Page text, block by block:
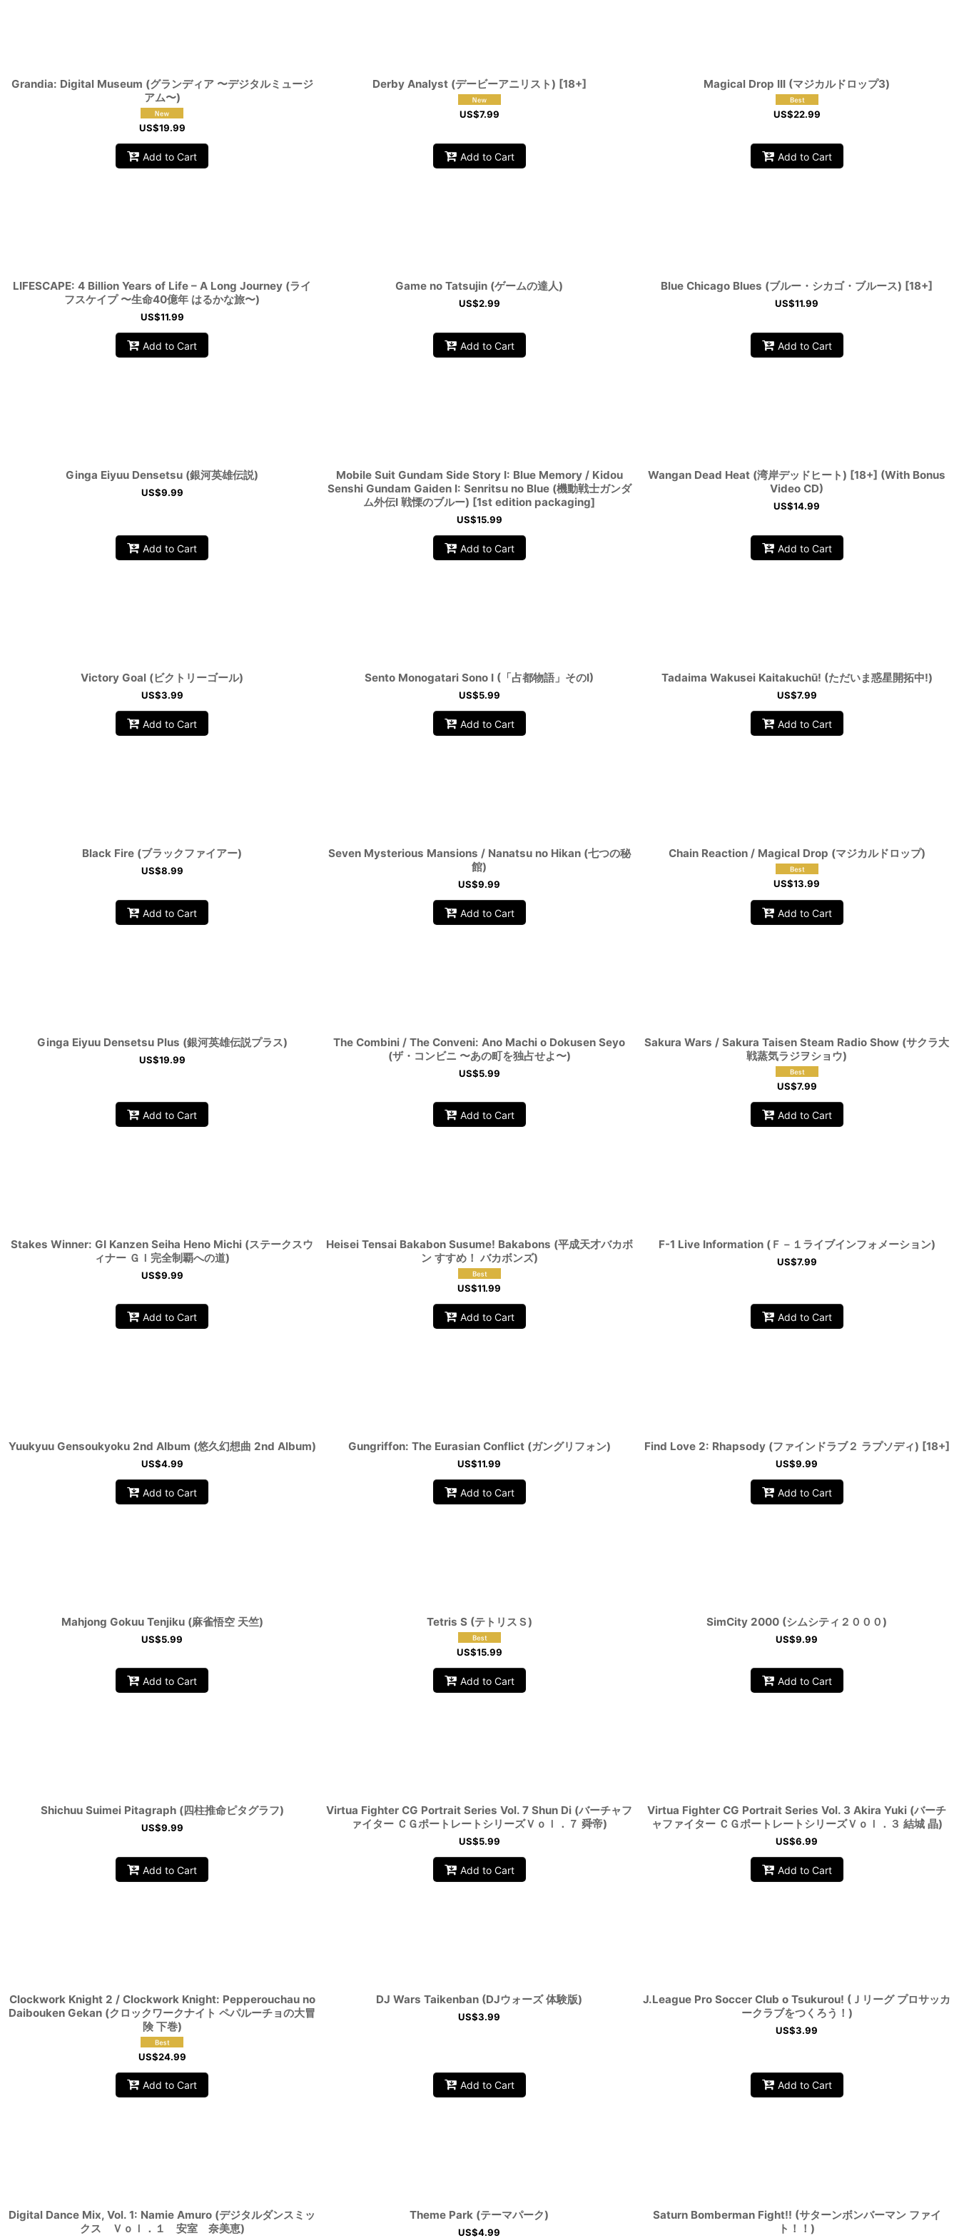
Grandia: Digital Museum (グランディア 〜デジタルミュージ
アム〜)
US$19.99
Add to Cart
Derby Analyst (デービーアニリスト) [18+]
US$7.99
Add to Cart
Magical Drop III (マジカルドロップ3)
US$22.99
Add to Cart
LIFESCAPE: 4 Billion Years of Life – A Long Journey (ライ
フスケイプ 〜生命40億年 はるかな旅〜)
US$11.99
Add to Cart
Game no Tatsujin (ゲームの達人)
US$2.99
Add to Cart
Blue Chicago Blues (ブルー・シカゴ・ブルース) [18+]
US$11.99
Add to Cart
Ginga Eiyuu Densetsu (銀河英雄伝説)
US$9.99
Add to Cart
Mobile Suit Gundam Side Story I: Blue Memory / Kidou
Senshi Gundam Gaiden I: Senritsu no Blue (機動戦士ガンダ
ム外伝I 戦慄のブルー) [1st edition packaging]
US$15.99
Add to Cart
Wangan Dead Heat (湾岸デッドヒート) [18+] (With Bonus
Video CD)
US$14.99
Add to Cart
Victory Goal (ビクトリーゴール)
US$3.99
Add to Cart
Sento Monogatari Sono I (「占都物語」そのI)
US$5.99
Add to Cart
Tadaima Wakusei Kaitakuchū! (ただいま惑星開拓中!)
US$7.99
Add to Cart
Black Fire (ブラックファイアー)
US$8.99
Add to Cart
Seven Mysterious Mansions / Nanatsu no Hikan (七つの秘
館)
US$9.99
Add to Cart
Chain Reaction / Magical Drop (マジカルドロップ)
US$13.99
Add to Cart
Ginga Eiyuu Densetsu Plus (銀河英雄伝説プラス)
US$19.99
Add to Cart
The Combini / The Conveni: Ano Machi o Dokusen Seyo
(ザ・コンビニ 〜あの町を独占せよ〜)
US$5.99
Add to Cart
Sakura Wars / Sakura Taisen Steam Radio Show (サクラ大
戦蒸気ラジヲショウ)
US$7.99
Add to Cart
Stakes Winner: GI Kanzen Seiha Heno Michi (ステークスウ
ィナー ＧＩ完全制覇への道)
US$9.99
Add to Cart
Heisei Tensai Bakabon Susume! Bakabons (平成天才バカボ
ン すすめ！ バカボンズ)
US$11.99
Add to Cart
F-1 Live Information (Ｆ－１ライブインフォメーション)
US$7.99
Add to Cart
Yuukyuu Gensoukyoku 2nd Album (悠久幻想曲 2nd Album)
US$4.99
Add to Cart
Gungriffon: The Eurasian Conflict (ガングリフォン)
US$11.99
Add to Cart
Find Love 2: Rhapsody (ファインドラブ２ ラプソディ) [18+]
US$9.99
Add to Cart
Mahjong Gokuu Tenjiku (麻雀悟空 天竺)
US$5.99
Add to Cart
Tetris S (テトリスＳ)
US$15.99
Add to Cart
SimCity 2000 (シムシティ２０００)
US$9.99
Add to Cart
Shichuu Suimei Pitagraph (四柱推命ピタグラフ)
US$9.99
Add to Cart
Virtua Fighter CG Portrait Series Vol. 7 Shun Di (バーチャフ
ァイター ＣＧポートレートシリーズＶｏｌ．７ 舜帝)
US$5.99
Add to Cart
Virtua Fighter CG Portrait Series Vol. 3 Akira Yuki (バーチ
ャファイター ＣＧポートレートシリーズＶｏｌ．３ 結城 晶)
US$6.99
Add to Cart
Clockwork Knight 2 / Clockwork Knight: Pepperouchau no
Daibouken Gekan (クロックワークナイト ペパルーチョの大冒
険 下巻)
US$24.99
Add to Cart
DJ Wars Taikenban (DJウォーズ 体験版)
US$3.99
Add to Cart
J.League Pro Soccer Club o Tsukurou! (Ｊリーグ プロサッカ
ークラブをつくろう！)
US$3.99
Add to Cart
Digital Dance Mix, Vol. 1: Namie Amuro (デジタルダンスミッ
クス Ｖｏｌ．１ 安室 奈美恵)
Theme Park (テーマパーク)
US$4.99
Saturn Bomberman Fight!! (サターンボンバーマン ファイ
ト！！)